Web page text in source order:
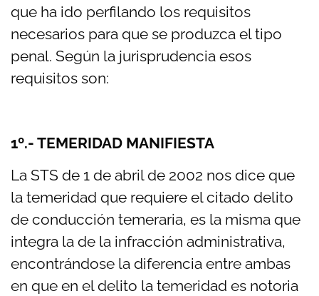
que ha ido perfilando los requisitos
necesarios para que se produzca el tipo
penal. Según la jurisprudencia esos
requisitos son:
1º.- TEMERIDAD MANIFIESTA
La STS de 1 de abril de 2002 nos dice que
la temeridad que requiere el citado delito
de conducción temeraria, es la misma que
integra la de la infracción administrativa,
encontrándose la diferencia entre ambas
en que en el delito la temeridad es notoria